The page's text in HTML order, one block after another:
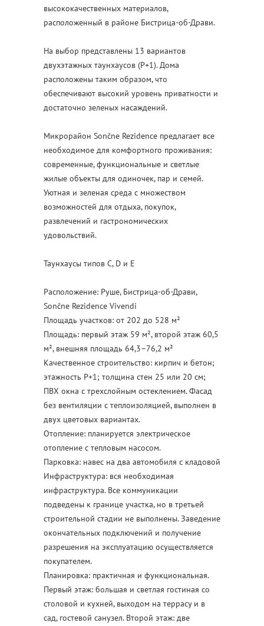
высококачественных материалов,
расположенный в районе Бистрица-об-Драви.
На выбор представлены 13 вариантов
двухэтажных таунхаусов (P+1). Дома
расположены таким образом, что
обеспечивают высокий уровень приватности и
достаточно зеленых насаждений.
Микрорайон Sončne Rezidence предлагает все
необходимое для комфортного проживания:
современные, функциональные и светлые
жилые объекты для одиночек, пар и семей.
Уютная и зеленая среда с множеством
возможностей для отдыха, покупок,
развлечений и гастрономических
удовольствий.
Таунхаусы типов C, D и E
Расположение: Руше, Бистрица-об-Драви,
Sončne Rezidence Vivendi
Площадь участков: от 202 до 528 м²
Площадь: первый этаж 59 м², второй этаж 60,5
м², внешняя площадь 64,3–76,2 м²
Качественное строительство: кирпич и бетон;
этажность P+1; толщина стен 25 или 20 см;
ПВХ окна с трехслойным остеклением. Фасад
без вентиляции с теплоизоляцией, выполнен в
двух цветовых вариантах.
Отопление: планируется электрическое
отопление с тепловым насосом.
Парковка: навес на два автомобиля с кладовой
Инфраструктура: вся необходимая
инфраструктура. Все коммуникации
подведены к границе участка, но в третьей
строительной стадии не выполнены. Заведение
окончательных подключений и получение
разрешения на эксплуатацию осуществляется
покупателем.
Планировка: практичная и функциональная.
Первый этаж: большая и светлая гостиная со
столовой и кухней, выходом на террасу и в
сад, гостевой санузел. Второй этаж: две